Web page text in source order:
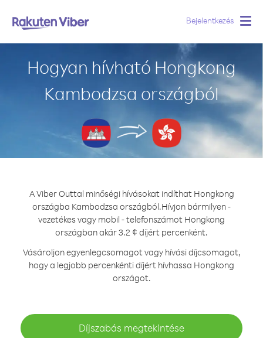
Bejelentkezés
Hogyan hívható Hongkong
Kambodzsa országból
A Viber Outtal minőségi hívásokat indíthat Hongkong
országba Kambodzsa országból.Hívjon bármilyen -
vezetékes vagy mobil - telefonszámot Hongkong
országban akár 3.2 ¢ díjért percenként.
Vásároljon egyenlegcsomagot vagy hívási díjcsomagot,
hogy a legjobb percenkénti díjért hívhassa Hongkong
országot.
Díjszabás megtekintése